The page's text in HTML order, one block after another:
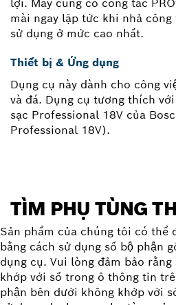
mài ngay lập tức khi nhả
sử dụng ở mức cao nhất.
Thiết bị & Ứng dụng
Dụng cụ này dành cho công
và đá. Dụng cụ tương thích
sạc Professional 18V của
Professional 18V).
TÌM PHỤ TÙNG
Sản phẩm của chúng tôi có thể
bằng cách sử dụng số bộ phận
dụng cụ. Vui lòng đảm bảo
khớp với số trong ô thông tin
phận bên dưới không khớp với